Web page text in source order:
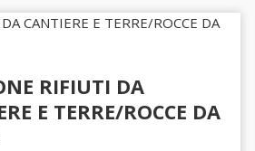
RIFIUTI DA
E TERRE/ROCCE DA